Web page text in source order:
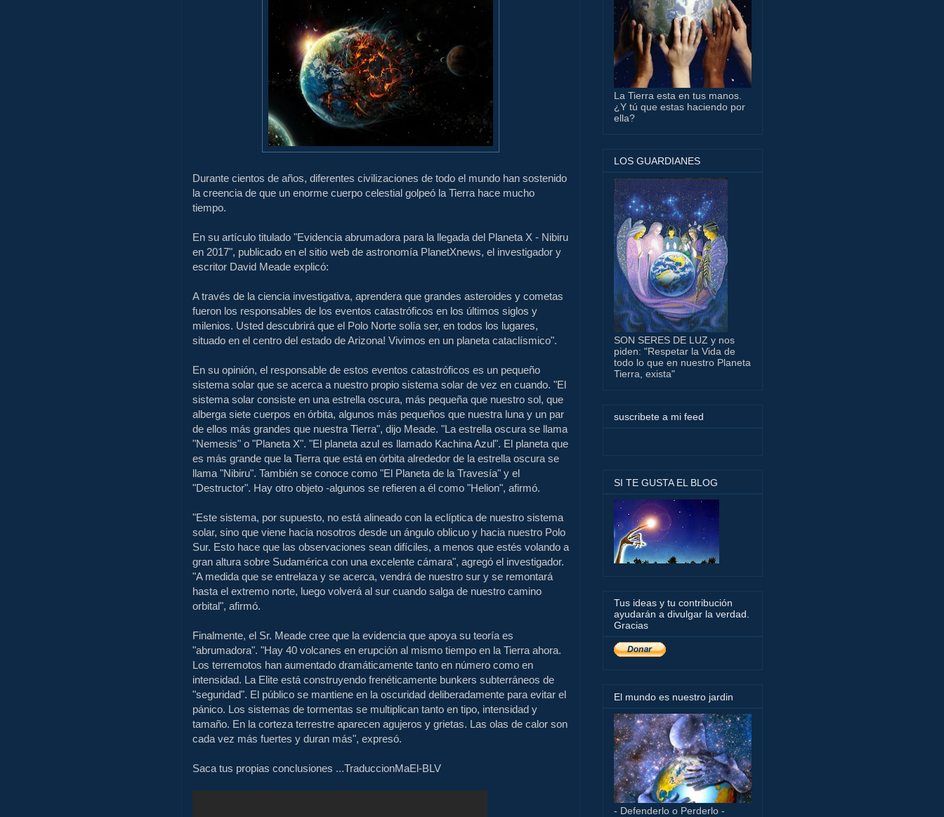
Durante cientos de años, diferentes civilizaciones de todo el mundo han sostenido
la creencia de que un enorme cuerpo celestial golpeó la Tierra hace mucho
tiempo.
En su artículo titulado "Evidencia abrumadora para la llegada del Planeta X - Nibiru
en 2017", publicado en el sitio web de astronomía PlanetXnews, el investigador y
escritor David Meade explicó:
A través de la ciencia investigativa, aprendera que grandes asteroides y cometas
fueron los responsables de los eventos catastróficos en los últimos siglos y
milenios. Usted descubrirá que el Polo Norte solía ser, en todos los lugares,
situado en el centro del estado de Arizona! Vivimos en un planeta cataclísmico".
En su opinión, el responsable de estos eventos catastróficos es un pequeño
sistema solar que se acerca a nuestro propio sistema solar de vez en cuando. "El
sistema solar consiste en una estrella oscura, más pequeña que nuestro sol, que
alberga siete cuerpos en órbita, algunos más pequeños que nuestra luna y un par
de ellos más grandes que nuestra Tierra", dijo Meade. "La estrella oscura se llama
"Nemesis" o "Planeta X". "El planeta azul es llamado Kachina Azul". El planeta que
es más grande que la Tierra que está en órbita alrededor de la estrella oscura se
llama "Nibiru". También se conoce como "El Planeta de la Travesía" y el
"Destructor". Hay otro objeto -algunos se refieren a él como "Helion", afirmó.
"Este sistema, por supuesto, no está alineado con la eclíptica de nuestro sistema
solar, sino que viene hacia nosotros desde un ángulo oblicuo y hacia nuestro Polo
Sur. Esto hace que las observaciones sean difíciles, a menos que estés volando a
gran altura sobre Sudamérica con una excelente cámara", agregó el investigador.
"A medida que se entrelaza y se acerca, vendrá de nuestro sur y se remontará
hasta el extremo norte, luego volverá al sur cuando salga de nuestro camino
orbital", afirmó.
Finalmente, el Sr. Meade cree que la evidencia que apoya su teoría es
"abrumadora". "Hay 40 volcanes en erupción al mismo tiempo en la Tierra ahora.
Los terremotos han aumentado dramáticamente tanto en número como en
intensidad. La Elite está construyendo frenéticamente bunkers subterráneos de
"seguridad". El público se mantiene en la oscuridad deliberadamente para evitar el
pánico. Los sistemas de tormentas se multiplican tanto en tipo, intensidad y
tamaño. En la corteza terrestre aparecen agujeros y grietas. Las olas de calor son
cada vez más fuertes y duran más", expresó.
Saca tus propias conclusiones ...TraduccionMaEl-BLV
La Tierra esta en tus manos.
¿Y tú que estas haciendo por
ella?
LOS GUARDIANES
SON SERES DE LUZ y nos
piden: "Respetar la Vida de
todo lo que en nuestro Planeta
Tierra, exista"
suscribete a mi feed
SI TE GUSTA EL BLOG
Tus ideas y tu contribución
ayudarán a divulgar la verdad.
Gracias
El mundo es nuestro jardin
- Defenderlo o Perderlo -